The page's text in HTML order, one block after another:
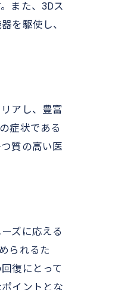
また、3Dス
を駆使し、
アし、豊富
症状である
質の高い医
ズに応える
られるた
復にとって
イントとな